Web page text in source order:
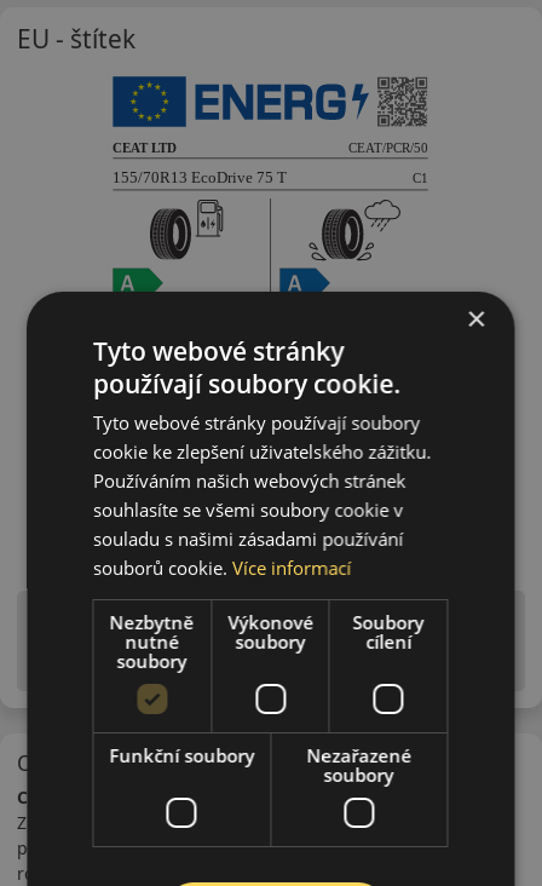
O značce
Ceat
Značka Ceat je dceřiná společnost koncernu Pirelli. Výrobce
pneumatik Ceat byl založen pánem Bruni Tedeschi v Itálii. V
roce 1958 rozšířila společnost svou činnost i do Indie
EU - štítek
Upozornění! Hodnoty na štítku jsou pouze
informativního charakteru. Mohou být dodány pneumatiky
is EU štítky ve smyslu dosud platné (předchozí) legislativy.
×
Tyto webové stránky
používají soubory cookie.
Tyto webové stránky používají soubory
cookie ke zlepšení uživatelského zážitku.
Používáním našich webových stránek
souhlasíte se všemi soubory cookie v
souladu s našimi zásadami používání
souborů cookie.Více informací
Nezbytně
nutné
soubory
Výkonové
soubory
Soubory
cílení
Funkční soubory
Nezařazené
soubory